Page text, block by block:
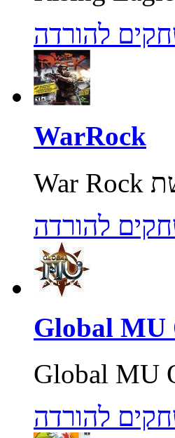
להורדה
WarRock
להורדה
Global MU
להורדה